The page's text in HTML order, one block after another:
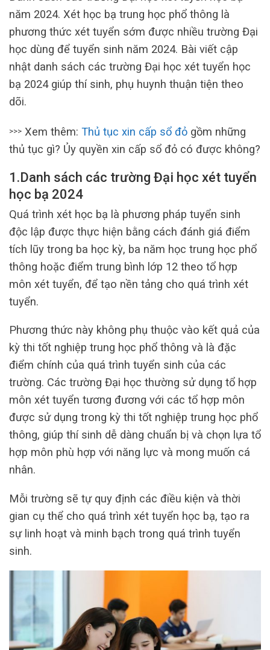
năm 2024. Xét học bạ trung học phổ thông là
phương thức xét tuyển sớm được nhiều trường Đại
học dùng để tuyển sinh năm 2024. Bài viết cập
nhật danh sách các trường Đại học xét tuyển học
bạ 2024 giúp thí sinh, phụ huynh thuận tiện theo
dõi.
>>> Xem thêm: Thủ tục xin cấp sổ đỏ gồm những
thủ tục gì? Ủy quyền xin cấp sổ đỏ có được không?
1.Danh sách các trường Đại học xét tuyển
học bạ 2024
Quá trình xét học bạ là phương pháp tuyển sinh
độc lập được thực hiện bằng cách đánh giá điểm
tích lũy trong ba học kỳ, ba năm học trung học phổ
thông hoặc điểm trung bình lớp 12 theo tổ hợp
môn xét tuyển, để tạo nền tảng cho quá trình xét
tuyển.
Phương thức này không phụ thuộc vào kết quả của
kỳ thi tốt nghiệp trung học phổ thông và là đặc
điểm chính của quá trình tuyển sinh của các
trường. Các trường Đại học thường sử dụng tổ hợp
môn xét tuyển tương đương với các tổ hợp môn
được sử dụng trong kỳ thi tốt nghiệp trung học phổ
thông, giúp thí sinh dễ dàng chuẩn bị và chọn lựa tổ
hợp môn phù hợp với năng lực và mong muốn cá
nhân.
Mỗi trường sẽ tự quy định các điều kiện và thời
gian cụ thể cho quá trình xét tuyển học bạ, tạo ra
sự linh hoạt và minh bạch trong quá trình tuyển
sinh.